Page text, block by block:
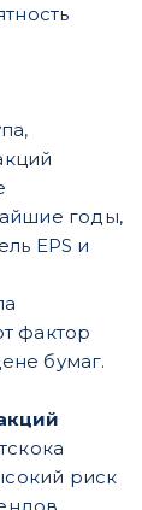
годы,
EPS и
фактор
бумаг.
риск